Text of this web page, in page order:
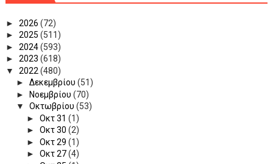
► 2026 (72)
► 2025 (511)
► 2024(593)
► 2023 (618)
▼ 2022 (480)
► Δεκεμβρίου (51)
►
Νοεμβρίου (70)
▼ Οκτωβρίου (53)
► Οκτ 31 (1)
► Οκτ 30 (2)
► Οκτ 29 (1)
► Οκτ 27(4)